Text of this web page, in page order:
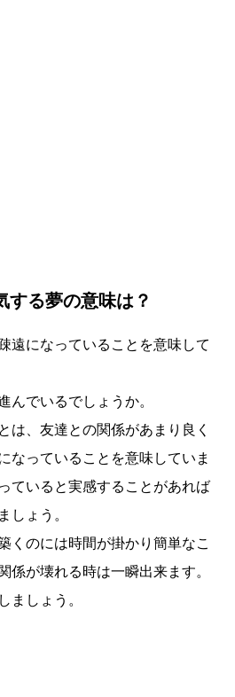
する夢の意味は？
遠になっていることを意味して
んでいるでしょうか。
は、友達との関係があまり良く
なっていることを意味していま
ていると実感することがあれば
しょう。
くのには時間が掛かり簡単なこ
係が壊れる時は一瞬出来ます。
ましょう。